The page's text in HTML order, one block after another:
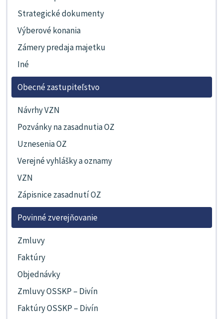
Strategické dokumenty
Výberové konania
Zámery predaja majetku
Iné
Obecné zastupiteľstvo
Návrhy VZN
Pozvánky na zasadnutia OZ
Uznesenia OZ
Verejné vyhlášky a oznamy
VZN
Zápisnice zasadnutí OZ
Povinné zverejňovanie
Zmluvy
Faktúry
Objednávky
Zmluvy OSSKP – Divín
Faktúry OSSKP – Divín